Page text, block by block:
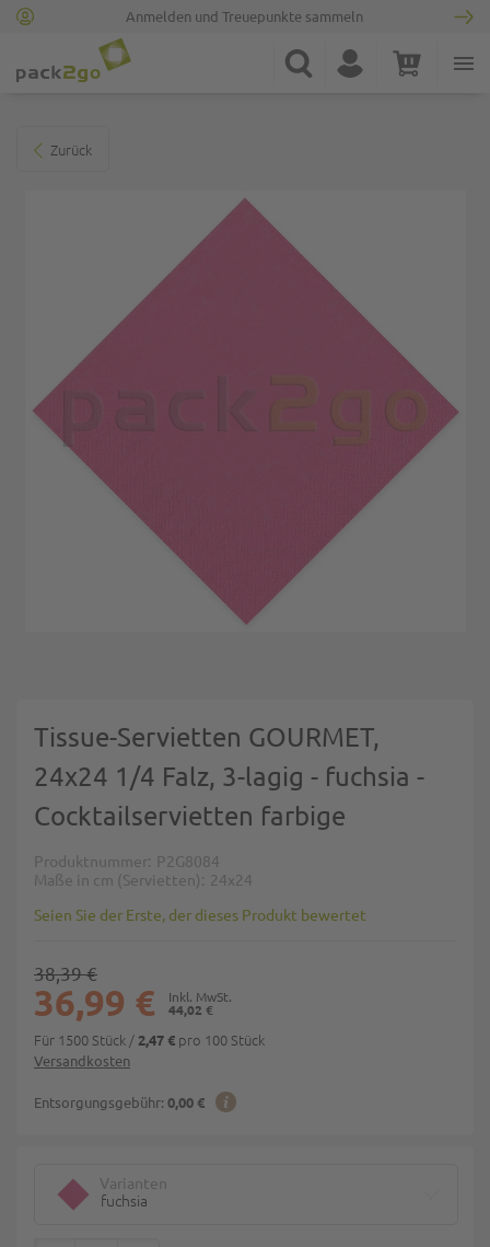
Anmelden und Treuepunkte sammeln
Suche Konto Warenkorb
Zurück
Tissue-Servietten GOURMET,
24x24 1/4 Falz, 3-lagig - fuchsia -
Cocktailservietten farbige
Produktnummer P2G8084
Maße in cm (Servietten)
24x24
Seien Sie der Erste, der dieses Produkt bewertet
Versandkosten
Entsorgungsgebühr: 0,00 €
44,02 €
36,99 €
38,39 €
Für 1500 Stück / 2,47 € pro 100 Stück
Varianten
fuchsia